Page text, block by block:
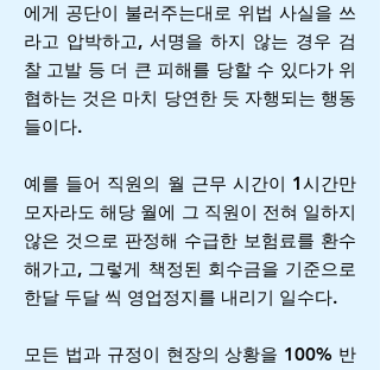
에게 공단이 불러주는대로 위법 사실을 쓰
라고 압박하고, 서명을 하지 않는 경우 검
찰 고발 등 더 큰 피해를 당할 수 있다가 위
협하는 것은 마치 당연한 듯 자행되는 행동
들이다.
예를 들어 직원의 월 근무 시간이 1시간만
모자라도 해당 월에 그 직원이 전혀 일하지
않은 것으로 판정해 수급한 보험료를 환수
해가고, 그렇게 책정된 회수금을 기준으로
한달 두달 씩 영업정지를 내리기 일수다.
모든 법과 규정이 현장의 상황을 100% 반